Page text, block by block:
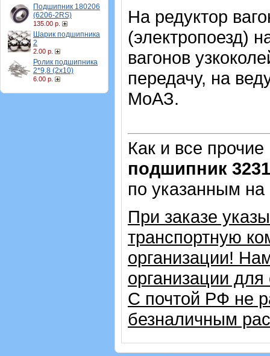
Подшипник 180206
(6206-2RS)
135.00 р.
Шарик подшипника
2
2.00 р.
Ролик подшипника
2*9,8 (2х10)
6.00 р.
На редуктор
(электропоезд)
вагонов
передачу, на
МоАЗ.
Как и все
подшипник
по указанным
При заказе
транспортную
организации!
организации
С почтой РФ не
безналичным